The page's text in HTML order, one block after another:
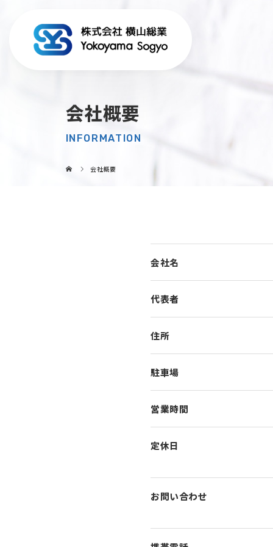
会社概要
INFORMATION
会社概要
会社名
代表者
住所
駐車場
営業時間
定休日
お問い合わせ